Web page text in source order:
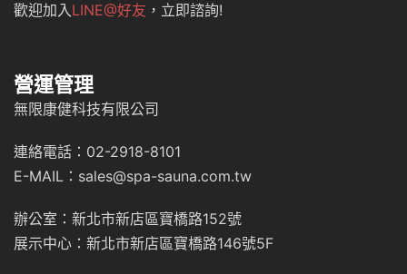
歡迎加入LINE@好友 ，立即諮詢!
營運管理
無限康健科技有限公司
連絡電話：02-2918-8101
E-MAIL：sales@spa-sauna.com.tw
辦公室：新北市新店區寶橋路152號
展示中心：新北市新店區寶橋路146號5F